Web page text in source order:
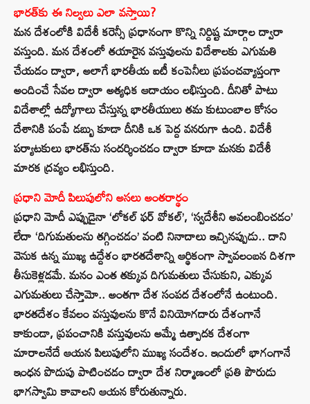
భారత్‌కు ఈ నిల్వలు ఎలా వస్తాయి?
మన దేశంలోకి విదేశీ కరెన్సీ ప్రధానంగా కొన్ని నిర్దిష్ట మార్గాల ద్వారా
వస్తుంది. మన దేశంలో తయారైన వస్తువులను విదేశాలకు ఎగుమతి
చేయడం ద్వారా, అలాగే భారతీయ ఐటీ కంపెనీలు ప్రపంచవ్యాప్తంగా
అందించే సేవల ద్వారా అత్యధిక ఆదాయం లభిస్తుంది. దీనితో పాటు
విదేశాల్లో ఉద్యోగాలు చేస్తున్న భారతీయులు తమ కుటుంబాల కోసం
దేశానికి పంపే డబ్బు కూడా దీనికి ఒక పెద్ద వనరుగా ఉంది. విదేశీ
పర్యాటకులు భారత్‌ను సందర్శించడం ద్వారా కూడా మనకు విదేశీ
మారక ద్రవ్యం లభిస్తుంది.
ప్రధాని మోదీ పిలుపులోని అసలు అంతరార్థం
ప్రధాని మోదీ ఎప్పుడైనా ‘లోకల్ ఫర్ వోకల్’, ‘స్వదేశీని అవలంబించడం’
లేదా ‘దిగుమతులను తగ్గించడం’ వంటి నినాదాలు ఇచ్చినప్పుడు.. దాని
వెనుక ఉన్న ముఖ్య ఉద్దేశం భారతదేశాన్ని ఆర్థికంగా స్వావలంబన దిశగా
తీసుకెళ్లడమే. మనం ఎంత తక్కువ దిగుమతులు చేసుకుని, ఎక్కువ
ఎగుమతులు చేస్తామో.. అంతగా దేశ సంపద దేశంలోనే ఉంటుంది.
భారతదేశం కేవలం వస్తువులను కొనే వినియోగదారు దేశంగానే
కాకుండా, ప్రపంచానికి వస్తువులను అమ్మే ఉత్పాదక దేశంగా
మారాలనేదే ఆయన పిలుపులోని ముఖ్య సందేశం. ఇందులో భాగంగానే
ఇంధన పొదుపు పాటించడం ద్వారా దేశ నిర్మాణంలో ప్రతి పౌరుడు
భాగస్వామి కావాలని ఆయన కోరుతున్నారు.